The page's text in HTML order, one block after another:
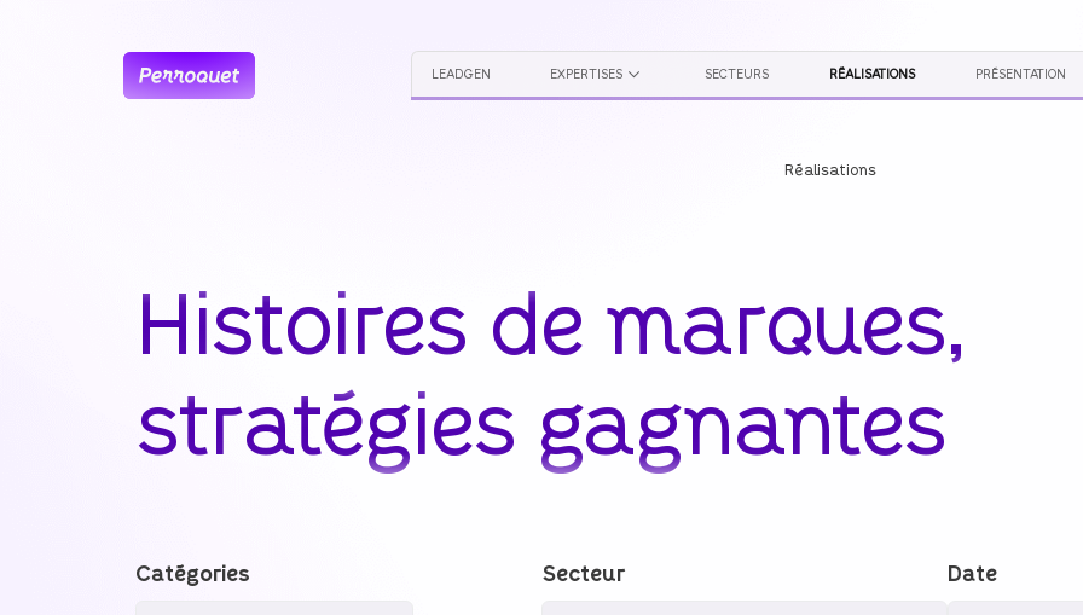
LEADGEN EXPERTISES SECTEURS RÉALISATIONS PRÉSENTATION
Réalisations
Histoires de marques,
stratégies gagnantes
Catégories Secteur Date